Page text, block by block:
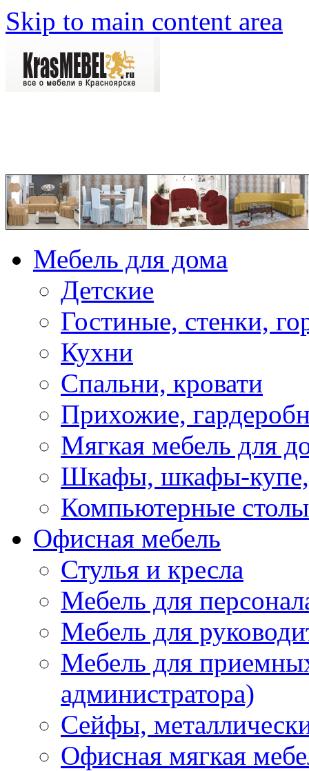
Skip to main content area
Мебель для дома
Детские
Гостиные, стенки,
Кухни
Спальни, кровати
Прихожие,
Мягкая мебель для
Шкафы, шкафы-купе,
Компьютерные столы
Офисная мебель
Стулья и кресла
Мебель для
Мебель для
Мебель для
администратора)
Сейфы,
Офисная мягкая